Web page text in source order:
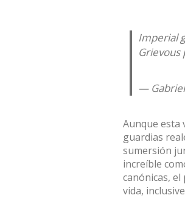
Imperial
Grievous
— Gabriel
Aunque esta
guardias
sumersión
increíble
canónicas,
vida,